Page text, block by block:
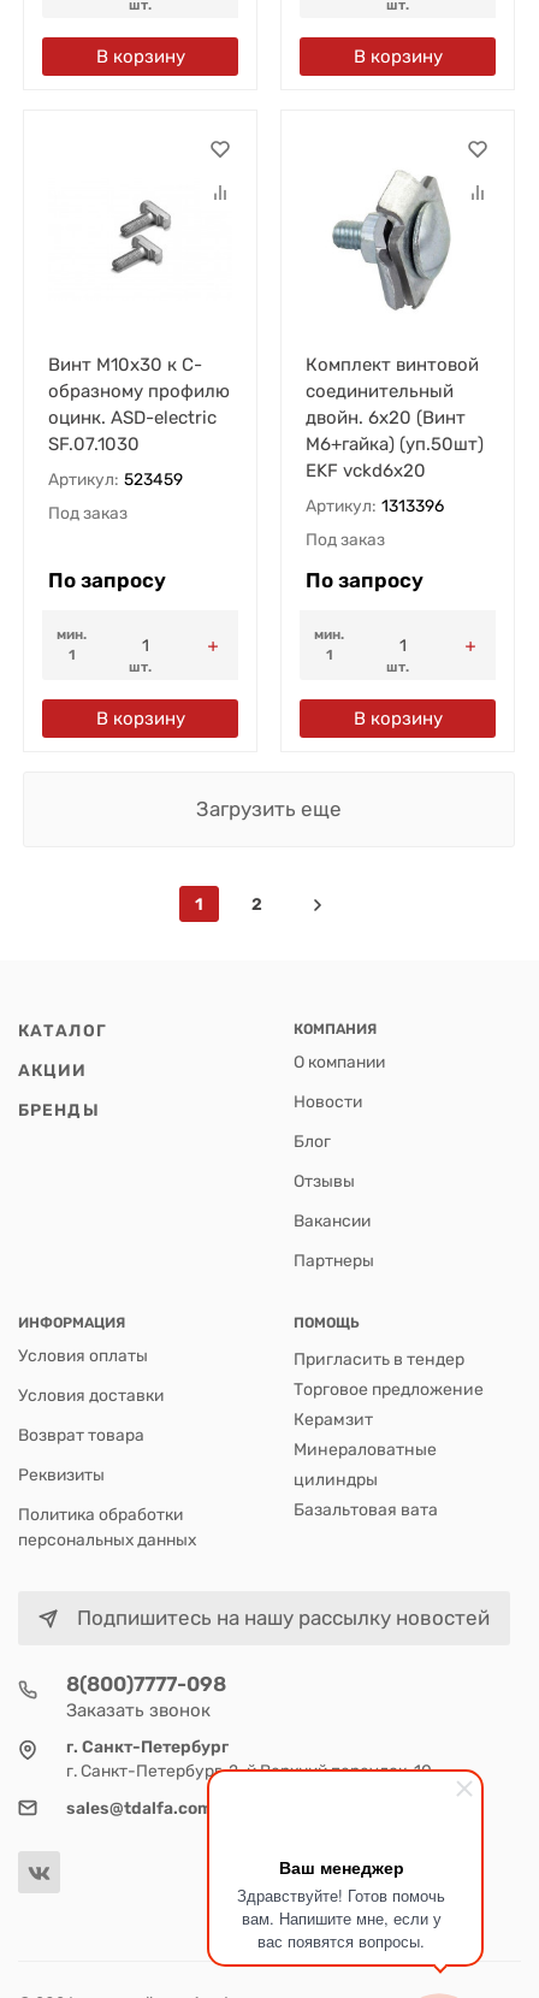
Ваш менеджер
Здравствуйте! Готов помочь
вам. Напишите мне, если у
вас появятся вопросы.
шт.
В корзину
шт.
В корзину
Винт М10х30 к С-
образному профилю
оцинк. ASD-electric
SF.07.1030
Артикул: 523459
Под заказ
По запросу
мин.
1
шт.
В корзину
Комплект винтовой
соединительный
двойн. 6x20 (Винт
М6+гайка) (уп.50шт)
EKF vckd6x20
Артикул: 1313396
Под заказ
По запросу
мин.
1
шт.
В корзину
Загрузить еще
1 2
КАТАЛОГ
АКЦИИ
БРЕНДЫ
КОМПАНИЯ
О компании
Новости
Блог
Отзывы
Вакансии
Партнеры
ИНФОРМАЦИЯ
Условия оплаты
Условия доставки
Возврат товара
Реквизиты
Политика обработки
персональных данных
ПОМОЩЬ
Пригласить в тендер
Торговое предложение
Керамзит
Минераловатные
цилиндры
Базальтовая вата
Подпишитесь на нашу рассылку новостей
8(800)7777-098
Заказать звонок
г. Санкт-Петербург
г. Санкт-Петербург, 2-й Верхний переулок, 10
sales@tdalfa.com